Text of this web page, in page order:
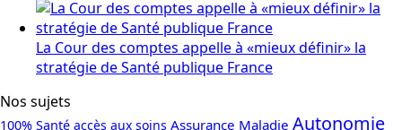
La Cour des comptes appelle à «mieux définir» la
stratégie de Santé publique France
Nos sujets
100% Santé accès aux soins Assurance Maladie Autonomie